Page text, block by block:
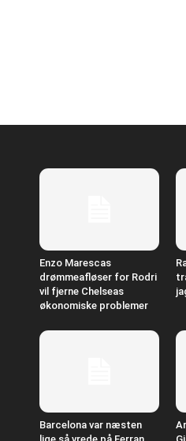
Enzo Marescas
drømmeafløser for Rodri
vil fjerne Chelseas
økonomiske problemer
Barcelona var næsten